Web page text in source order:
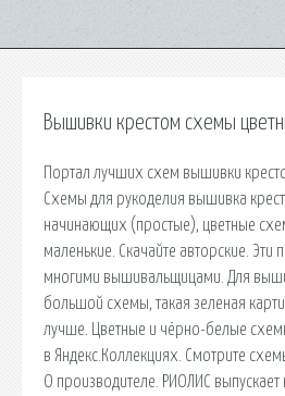
Вышивки крестом схемы
Портал лучших схем вышивки
Схемы для рукоделия вышивка
начинающих (простые), цветные
маленькие. Скачайте авторские.
многими вышивальщицами. Для
большой схемы, такая зеленая
лучше. Цветные и чёрно-белые
в Яндекс.Коллекциях. Смотрите
О производителе. РИОЛИС